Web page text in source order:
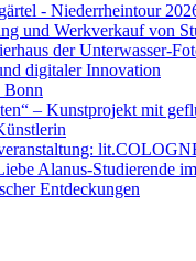
- Niederrheintour
und Werkverkauf von
der Unterwasser-
digitaler Innovation
Bonn
– Kunstprojekt mit
Alanus-Studierende
Entdeckungen